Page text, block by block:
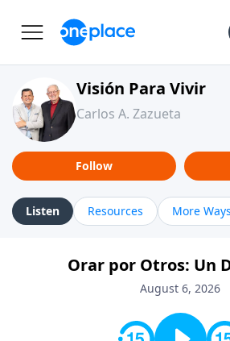
Visión Para Vivir
Carlos A. Zazueta
Follow
Listen Resources More
Orar por Otros: Un
August 6, 2026